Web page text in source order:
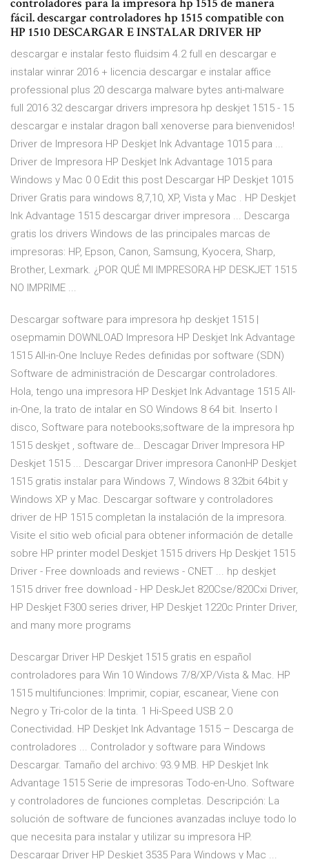
controladores para la impresora hp 1515 de manera
fácil. descargar controladores hp 1515 compatible con
HP 1510 DESCARGAR E INSTALAR DRIVER HP
descargar e instalar festo fluidsim 4.2 full en descargar e
instalar winrar 2016 + licencia descargar e instalar affice
professional plus 20 descarga malware bytes anti-malware
full 2016 32 descargar drivers impresora hp deskjet 1515 - 15
descargar e instalar dragon ball xenoverse para bienvenidos!
Driver de Impresora HP Deskjet Ink Advantage 1015 para ...
Driver de Impresora HP Deskjet Ink Advantage 1015 para
Windows y Mac 0 0 Edit this post Descargar HP Deskjet 1015
Driver Gratis para windows 8,7,10, XP, Vista y Mac . HP Deskjet
Ink Advantage 1515 descargar driver impresora ... Descarga
gratis los drivers Windows de las principales marcas de
impresoras: HP, Epson, Canon, Samsung, Kyocera, Sharp,
Brother, Lexmark. ¿POR QUÉ MI IMPRESORA HP DESKJET 1515
NO IMPRIME ...
Descargar software para impresora hp deskjet 1515 |
osepmamin DOWNLOAD Impresora HP Deskjet Ink Advantage
1515 All-in-One Incluye Redes definidas por software (SDN)
Software de administración de Descargar controladores.
Hola, tengo una impresora HP Deskjet Ink Advantage 1515 All-
in-One, la trato de intalar en SO Windows 8 64 bit. Inserto l
disco, Software para notebooks;software de la impresora hp
1515 deskjet , software de… Descagar Driver Impresora HP
Deskjet 1515 ... Descargar Driver impresora CanonHP Deskjet
1515 gratis instalar para Windows 7, Windows 8 32bit 64bit y
Windows XP y Mac. Descargar software y controladores
driver de HP 1515 completan la instalación de la impresora.
Visite el sitio web oficial para obtener información de detalle
sobre HP printer model Deskjet 1515 drivers Hp Deskjet 1515
Driver - Free downloads and reviews - CNET ... hp deskjet
1515 driver free download - HP DeskJet 820Cse/820Cxi Driver,
HP Deskjet F300 series driver, HP Deskjet 1220c Printer Driver,
and many more programs
Descargar Driver HP Deskjet 1515 gratis en español
controladores para Win 10 Windows 7/8/XP/Vista & Mac. HP
1515 multifunciones: Imprimir, copiar, escanear, Viene con
Negro y Tri-color de la tinta. 1 Hi-Speed USB 2.0
Conectividad. HP Deskjet Ink Advantage 1515 – Descarga de
controladores ... Controlador y software para Windows
Descargar. Tamaño del archivo: 93.9 MB. HP Deskjet Ink
Advantage 1515 Serie de impresoras Todo-en-Uno. Software
y controladores de funciones completas. Descripción: La
solución de software de funciones avanzadas incluye todo lo
que necesita para instalar y utilizar su impresora HP.
Descargar Driver HP Deskjet 3535 Para Windows y Mac ...